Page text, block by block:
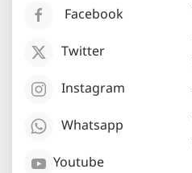
Facebook
Twitter
Instagram
Whatsapp
Youtube